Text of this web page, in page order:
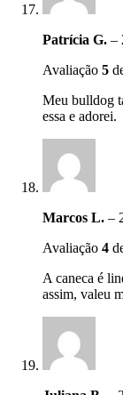
Patrícia G. –
Avaliação 5
Meu bulldog
essa e adorei.
Marcos L. –
Avaliação 4
A caneca é
assim, valeu